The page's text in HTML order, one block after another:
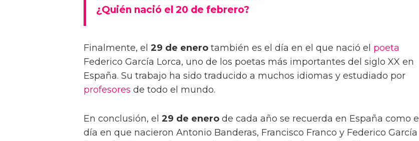
¿Quién nació el 20 de febrero?
Finalmente, el 29 de enero también es el día en el que nació el poeta
Federico García Lorca, uno de los poetas más importantes del siglo XX en
España. Su trabajo ha sido traducido a muchos idiomas y estudiado por
profesores de todo el mundo.
En conclusión, el 29 de enero de cada año se recuerda en España como el
día en que nacieron Antonio Banderas, Francisco Franco y Federico García